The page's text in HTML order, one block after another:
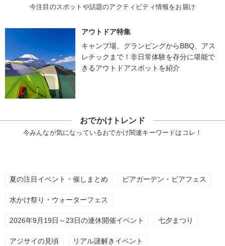
今注目のスポットや話題のアクティビティ情報をお届け
アウトドア特集
キャンプ場、グランピングからBBQ、アス
レチックまで！非日常体験を存分に堪能で
きるアウトドアスポットを紹介
おでかけトレンド
今みんなが気になっているおでかけ関連キーワードはコレ！
夏の注目イベント・催しまとめ ビアガーデン・ビアフェス
水かけ祭り・ウォーターフェス
2026年9月19日～23日の連休開催イベント 七夕まつり
アジサイの見頃 リアル謎解きイベント